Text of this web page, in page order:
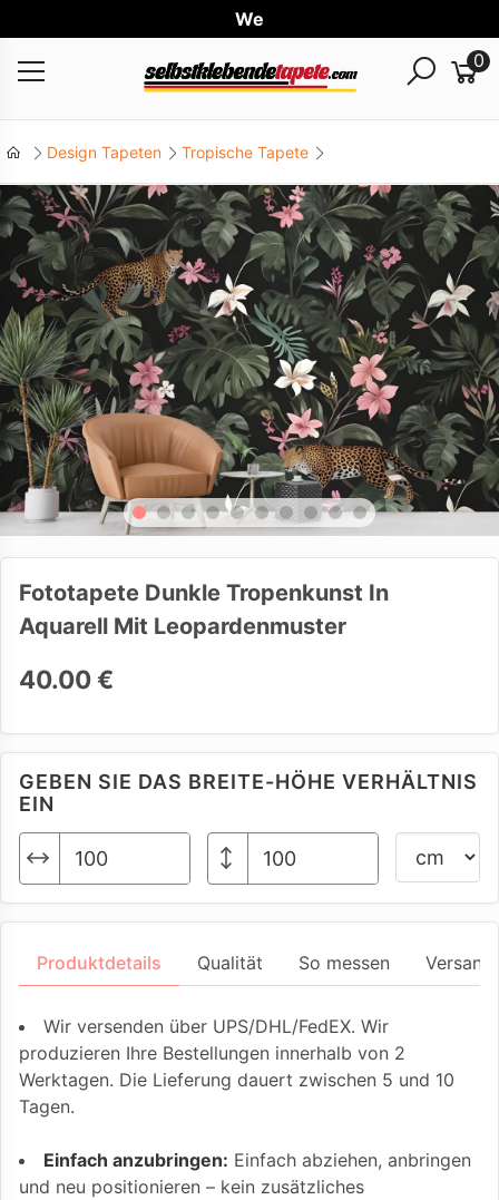
Weltw
0
Design Tapeten Tropische Tapete
Fototapete Dunkle Tropenkunst In
Aquarell Mit Leopardenmuster
40.00 €
GEBEN SIE DAS BREITE-HÖHE VERHÄLTNIS
EIN
Produktdetails Qualität So messen
Wir versenden über UPS/DHL/FedEX. Wir
produzieren Ihre Bestellungen innerhalb von 2
Werktagen. Die Lieferung dauert zwischen 5 und 10
Tagen.
Einfach anzubringen: Einfach abziehen, anbringen
und neu positionieren – kein zusätzliches